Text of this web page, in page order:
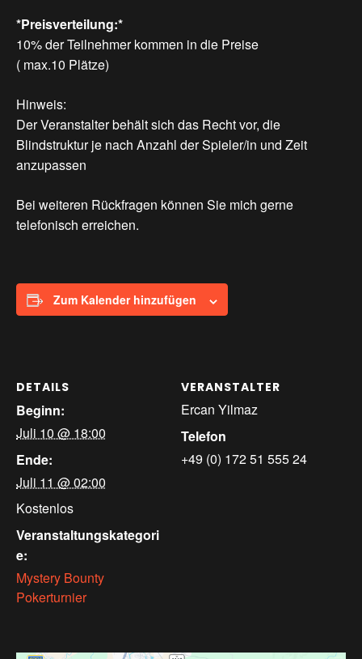
*Preisverteilung:*
10% der Teilnehmer kommen in die Preise
( max.10 Plätze)
Hinweis:
Der Veranstalter behält sich das Recht vor, die
Blindstruktur je nach Anzahl der Spieler/in und Zeit
anzupassen
Bei weiteren Rückfragen können Sie mich gerne
telefonisch erreichen.
Zum Kalender hinzufügen
DETAILS
Beginn:
Juli 10 @ 18:00
Ende:
Juli 11 @ 02:00
Kostenlos
Veranstaltungskategori
e:
Mystery Bounty
Pokerturnier
VERANSTALTER
Ercan Yilmaz
Telefon
+49 (0) 172 51 555 24